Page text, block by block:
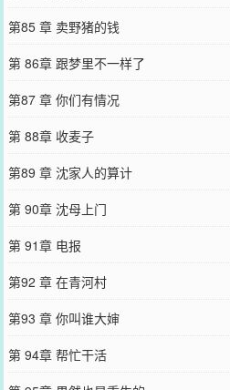
第85 章 卖野猪的钱
第 86章 跟梦里不一样了
第87 章 你们有情况
第 88章 收麦子
第89 章 沈家人的算计
第 90章 沈母上门
第 91章 电报
第92 章 在青河村
第93 章 你叫谁大婶
第 94章 帮忙干活